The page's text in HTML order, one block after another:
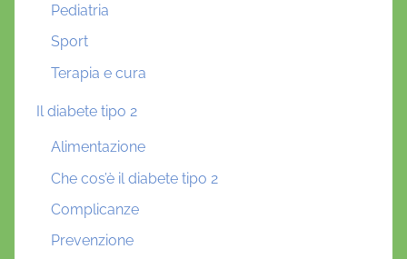
Pediatria
Sport
Terapia e cura
Il diabete tipo 2
Alimentazione
Che cos’è il diabete tipo 2
Complicanze
Prevenzione